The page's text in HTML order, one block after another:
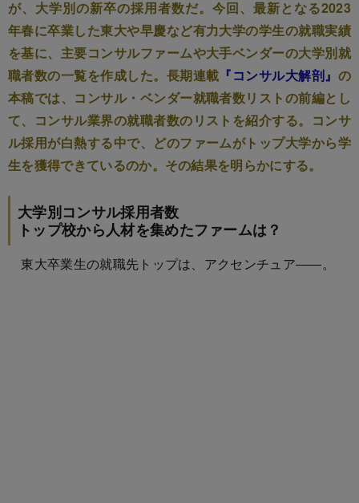
が、大学別の新卒の採用者数だ。今回、最新となる2023
年春に卒業した東大や早慶など有力大学の学生の就職実績
を基に、主要コンサルファームや大手ベンダーの大学別就
職者数の一覧を作成した。長期連載 『コンサル大解剖』 の
本稿では、コンサル・ベンダー就職者数リストの前編とし
て、コンサル業界の就職者数のリストを紹介する。コンサ
ル採用が白熱する中で、どのファームがトップ大学から学
生を獲得できているのか。その結果を明らかにする。
大学別コンサル採用者数
トップ校から人材を集めたファームは？
東大卒業生の就職先トップは、アクセンチュア――。